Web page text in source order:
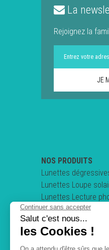
La
Rejoignez la
NOS PRODUITS
Lunettes
Lunettes Loupe
Lunettes Lecture
Lunettes loupe
Clips & Sur-lunettes
Lunettes de conduite